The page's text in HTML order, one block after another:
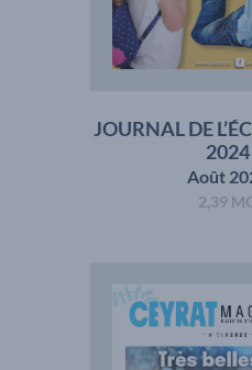
JOURNAL DE
2024
Août
2,39